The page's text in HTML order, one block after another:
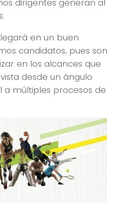
dirigentes generan al
en un buen
candidatos, pues son
en los alcances que
desde un ángulo
múltiples procesos de